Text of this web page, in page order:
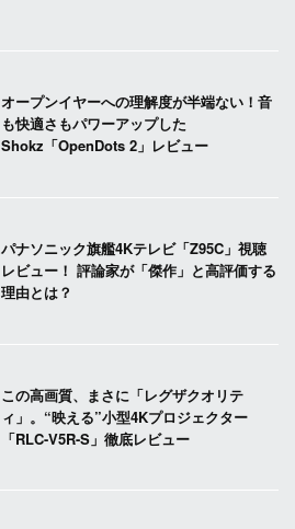
オープンイヤーへの理解度が半端ない！音
も快適さもパワーアップした
Shokz「OpenDots 2」レビュー
パナソニック旗艦4Kテレビ「Z95C」視聴
レビュー！ 評論家が「傑作」と高評価する
理由とは？
この高画質、まさに「レグザクオリテ
ィ」。“映える”小型4Kプロジェクター
「RLC-V5R-S」徹底レビュー